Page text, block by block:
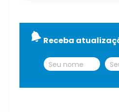
Receba